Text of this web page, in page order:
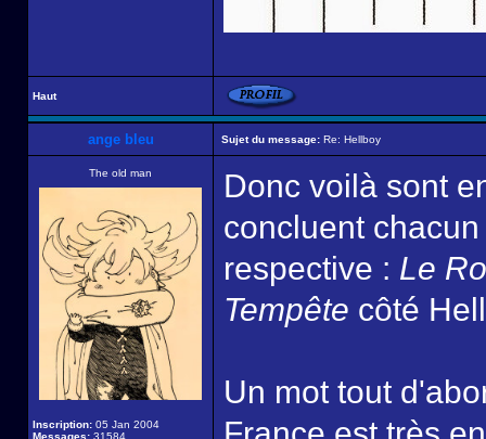
Haut
ange bleu Sujet du message: Re: Hellboy
The old man
Inscription: 05 Jan 2004
Messages: 31584
Donc voilà sont
concluent
respective : Le
Tempête côté
Un mot tout